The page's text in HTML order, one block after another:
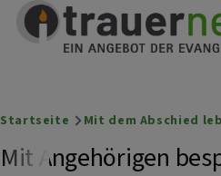
Direkt zum Inhalt
Trauernetz
Ein Angebot der evangelischen
Breadcrumb
Startseite Mit dem Abschied
Mit Angehörigen